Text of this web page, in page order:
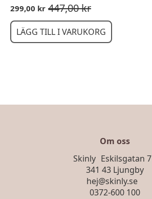
447,00kr
Det
ursprungliga
priset
var:
299,00 kr
Det
nuvarande
priset
är:
LÄGG TILL I VARUKORG
Om oss
Skinly Eskilsgatan 7
341 43 Ljungby
hej@skinly.se
0372-600 100